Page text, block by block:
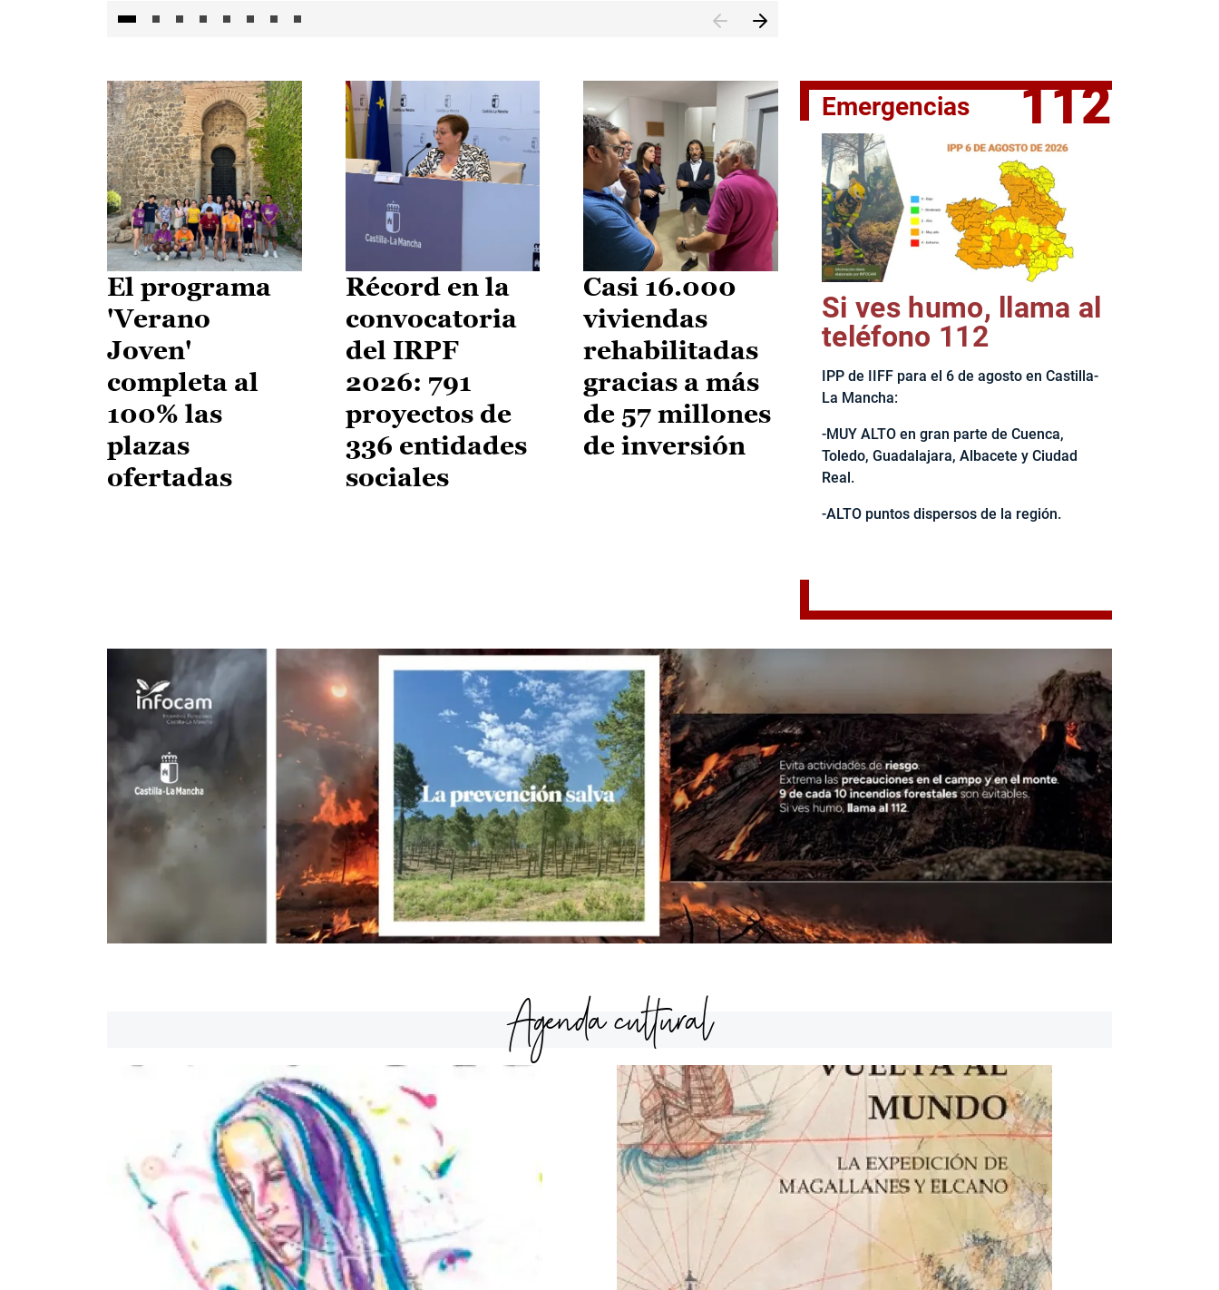
El jefe del Ejecutivo castellanomanchego, Emiliano García-
El programa
'Verano
Joven'
completa al
100% las
plazas
ofertadas
Récord en la
convocatoria
del IRPF
2026: 791
proyectos de
336 entidades
sociales
Casi 16.000
viviendas
rehabilitadas
gracias a más
de 57 millones
de inversión
Emergencias 112
Si ves humo, llama al
teléfono 112
IPP de IIFF para el 6 de agosto en Castilla-
La Mancha:
-MUY ALTO en gran parte de Cuenca,
Toledo, Guadalajara, Albacete y Ciudad
Real.
-ALTO puntos dispersos de la región.
Agenda cultural